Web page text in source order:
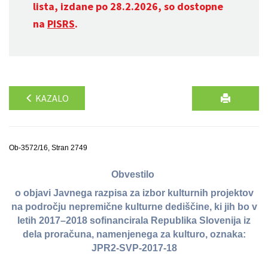
lista, izdane po 28.2.2026, so dostopne
na PISRS.
KAZALO
Ob-3572/16, Stran 2749
Obvestilo
o objavi Javnega razpisa za izbor kulturnih projektov
na področju nepremične kulturne dediščine, ki jih bo v
letih 2017–2018 sofinancirala Republika Slovenija iz
dela proračuna, namenjenega za kulturo, oznaka:
JPR2-SVP-2017-18